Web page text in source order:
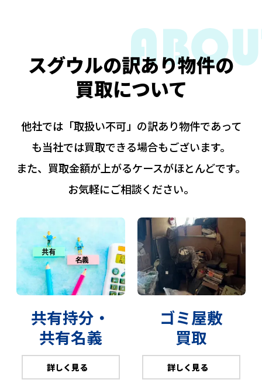
スグウルの訳あり物件の
買取について
他社では「取扱い不可」の訳あり物件であって
も当社では買取できる場合もございます。
また、買取金額が上がるケースがほとんどです。
お気軽にご相談ください。
共有持分・
共有名義
詳しく見る
ゴミ屋敷
買取
詳しく見る